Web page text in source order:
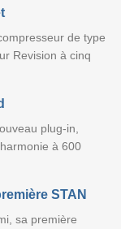
de type
Revision à cinq
plug-in,
à 600
STAN
sa première